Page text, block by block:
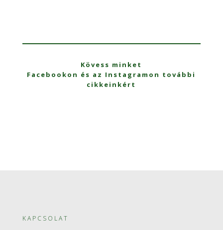
Kövess minket
Facebookon és az Instagramon további
cikkeinkért
KAPCSOLAT